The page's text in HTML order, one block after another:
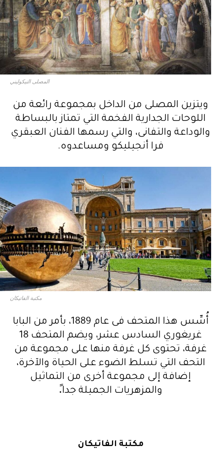
المصلى النيكوليني
ويتزين المصلى من الداخل بمجموعة رائعة من
اللوحات الجدارية الفخمة التي تمتاز بالبساطة
والوداعة والتفانى، والتي رسمها الفنان العبقري
فرا أنجيليكو ومساعدوه.
مكتبة الفاتيكان
أُسِّس هذا المتحف فى عام 1889، بأمر من البابا
غريغوري السادس عشر، ويضم المتحف 18
غرفة، تحتوى كل غرفة منها على مجموعة من
التحف التي تسلط الضوء على الحياة والآخرة،
إضافة إلى مجموعة أخرى من التماثيل
والمزهريات الجميلة جدا.ً
مكتبة الفاتيكان